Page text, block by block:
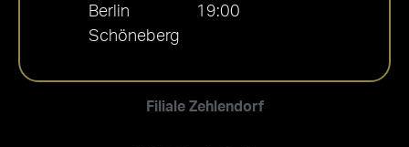
Filiale Zehlendorf
Berlin
Schöneberg
19:00